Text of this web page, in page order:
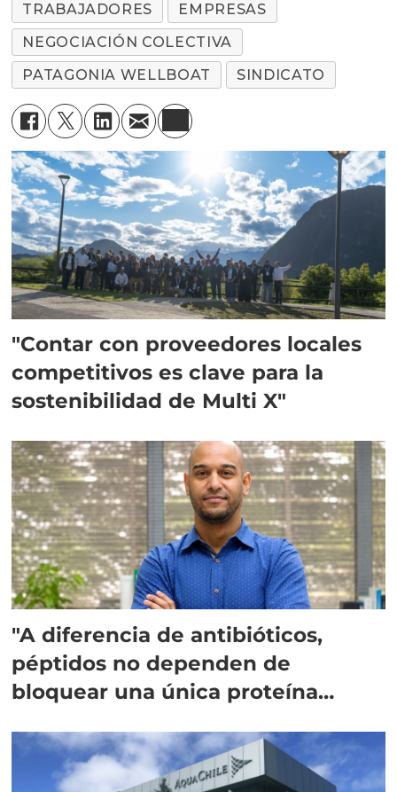
TRABAJADORES
EMPRESAS
NEGOCIACIÓN COLECTIVA
PATAGONIA WELLBOAT
SINDICATO
"Contar con proveedores locales
competitivos es clave para la
sostenibilidad de Multi X"
"A diferencia de antibióticos,
péptidos no dependen de
bloquear una única proteína